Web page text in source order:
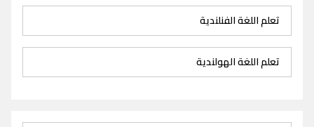
تعلم اللغة الفنلندية
تعلم اللغة الهولندية